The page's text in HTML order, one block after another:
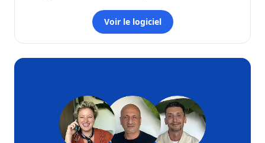
Voir le logiciel